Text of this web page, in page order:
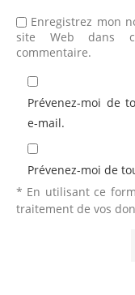
Enregistrez mon
site Web dans
commentaire.
Prévenez-moi de
e-mail.
Prévenez-moi de
* En utilisant ce
traitement de vos